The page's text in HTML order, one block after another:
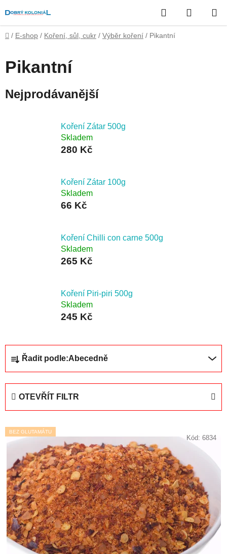
na
obsah
Hledat
KOŠÍK
Domů
/ E-shop / Koření, sůl, cukr / Výběr koření / Pikantní
Pikantní
Nejprodávanější
Koření Zátar 500g
Skladem
280 Kč
Koření Zátar 100g
Skladem
66 Kč
Koření Chilli con carne 500g
Skladem
265 Kč
Koření Piri-piri 500g
Skladem
245 Kč
n
p
r
d
u
k
t
ů
Řadit podle:Abecedně
OTEVŘÍT FILTR
V
ý
i
s
p
r
o
d
u
BEZ GLUTAMÁTU
Kód: 6834